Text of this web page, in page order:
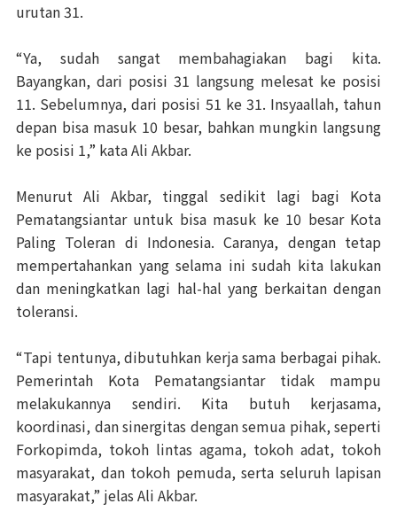
urutan 31.
“Ya, sudah sangat membahagiakan bagi kita.
Bayangkan, dari posisi 31 langsung melesat ke posisi
11. Sebelumnya, dari posisi 51 ke 31. Insyaallah, tahun
depan bisa masuk 10 besar, bahkan mungkin langsung
ke posisi 1,” kata Ali Akbar.
Menurut Ali Akbar, tinggal sedikit lagi bagi Kota
Pematangsiantar untuk bisa masuk ke 10 besar Kota
Paling Toleran di Indonesia. Caranya, dengan tetap
mempertahankan yang selama ini sudah kita lakukan
dan meningkatkan lagi hal-hal yang berkaitan dengan
toleransi.
“Tapi tentunya, dibutuhkan kerja sama berbagai pihak.
Pemerintah Kota Pematangsiantar tidak mampu
melakukannya sendiri. Kita butuh kerjasama,
koordinasi, dan sinergitas dengan semua pihak, seperti
Forkopimda, tokoh lintas agama, tokoh adat, tokoh
masyarakat, dan tokoh pemuda, serta seluruh lapisan
masyarakat,” jelas Ali Akbar.